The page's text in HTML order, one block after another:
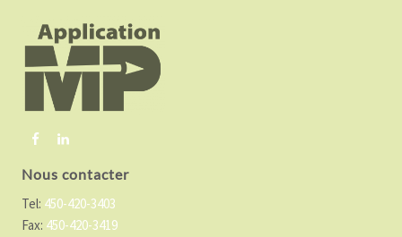
Nous contacter
Tel: 450-420-3403
Fax: 450-420-3419